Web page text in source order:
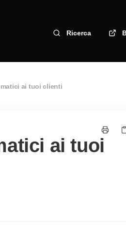
Ricerca
ai tuoi clienti
ai tuoi